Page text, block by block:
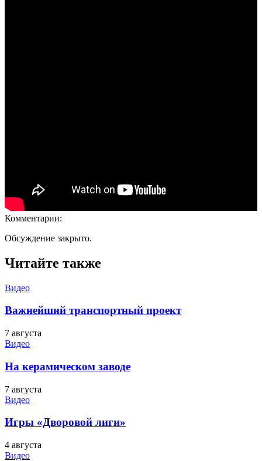
Комментарии:
Обсуждение закрыто.
Читайте также
Видео
Важнейший транспортный проект
7 августа
Видео
На керамическом заводе
7 августа
Видео
Игры «Дворовой лиги»
4 августа
Видео